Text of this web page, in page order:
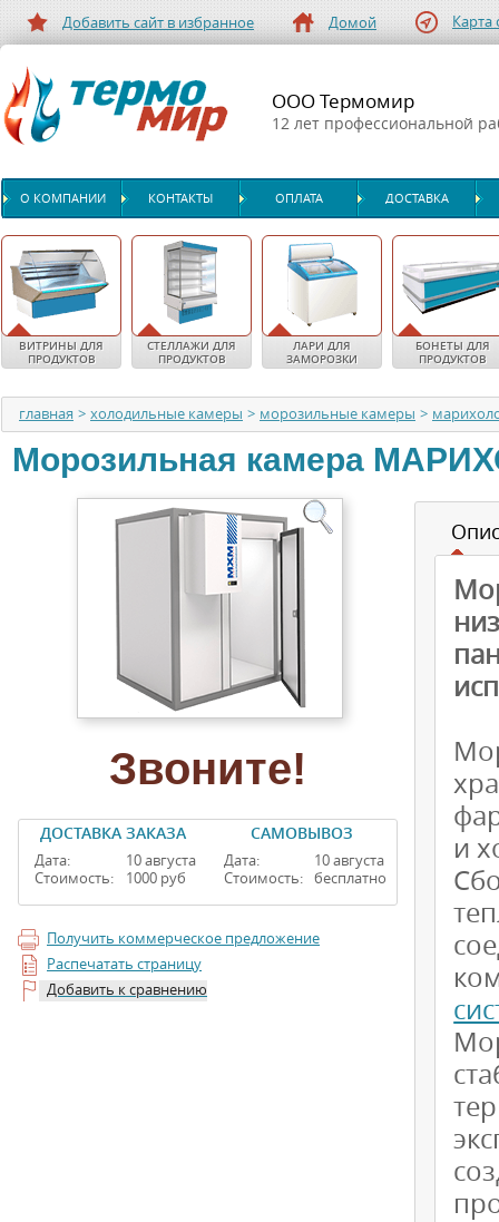
Добавить сайт в избранное Домой Карта
ООО Термомир
12 лет профессиональной
О КОМПАНИИ КОНТАКТЫ ОПЛАТА ДОСТАВКА
ВИТРИНЫ ДЛЯ
ПРОДУКТОВ
СТЕЛЛАЖИ ДЛЯ
ПРОДУКТОВ
ЛАРИ ДЛЯ
ЗАМОРОЗКИ
БОНЕТЫ ДЛЯ
ПРОДУКТОВ
главная > холодильные камеры > морозильные камеры >
Морозильная камера
Звоните!
ДОСТАВКА ЗАКАЗА
Дата:
Стоимость:
10 августа
1000 руб
САМОВЫВОЗ
Дата:
Стоимость:
10 августа
бесплатно
Получить коммерческое предложение
Распечатать страницу
Добавить к сравнению
и